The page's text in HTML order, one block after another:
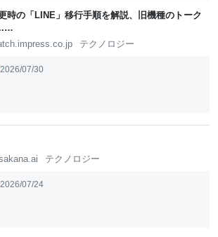
時の「LINE」移行手順を解説、旧機種のトーク
テクノロジー
2026/07/30
テクノロジー
2026/07/24